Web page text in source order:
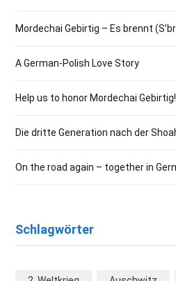
Mordechai Gebirtig – Es brennt
A German-Polish Love Story
Help us to honor Mordechai Gebirtig!
Die dritte Generation nach der
On the road again – together in
Schlagwörter